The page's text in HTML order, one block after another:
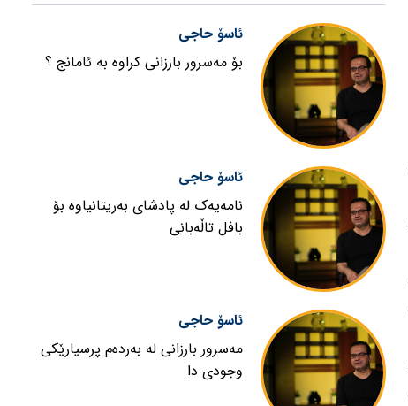
ئاسۆ حاجی
بۆ مەسرور بارزانی کراوە بە ئامانج ؟
ئاسۆ حاجی
نامەیەک لە پادشای بەریتانیاوە بۆ
بافل تاڵەبانی
ئاسۆ حاجی
مەسرور بارزانی لە بەردەم پرسیارێکی
وجودی دا